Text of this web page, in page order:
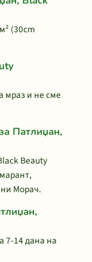
(30cm
мраз и не сме
Патлиџан,
Beauty
Морач.
7-14 дана на